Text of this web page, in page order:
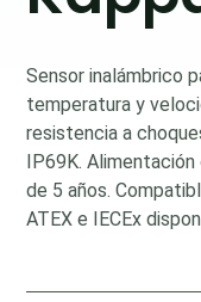
Sensor inalámbrico
temperatura y
resistencia a
IP69K.
de 5 años.
ATEX e IECEx